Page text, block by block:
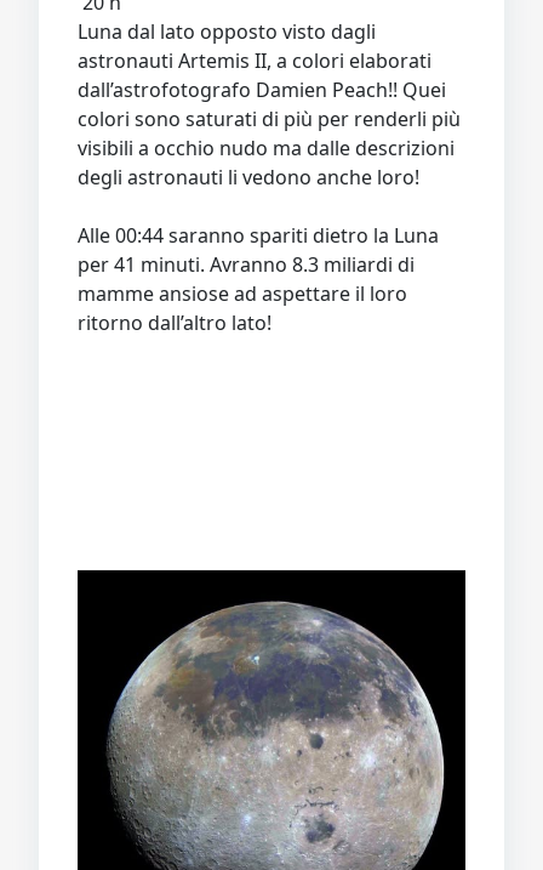
Luna dal lato opposto visto dagli
astronauti Artemis II, a colori elaborati
dall’astrofotografo Damien Peach!! Quei
colori sono saturati di più per renderli più
visibili a occhio nudo ma dalle descrizioni
degli astronauti li vedono anche loro!
Alle 00:44 saranno spariti dietro la Luna
per 41 minuti. Avranno 8.3 miliardi di
mamme ansiose ad aspettare il loro
ritorno dall’altro lato!